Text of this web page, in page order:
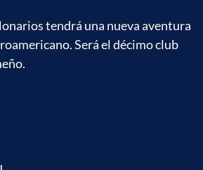
tendrá una nueva aventura
Será el décimo club